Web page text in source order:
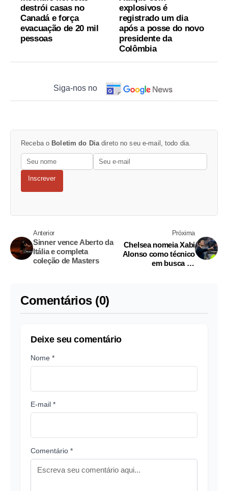
destrói casas no
Canadá e força
evacuação de 20 mil
pessoas
explosivos é
registrado um dia
após a posse do novo
presidente da
Colômbia
Siga-nos no
Receba o Boletim do Diadireto no seu e-mail, todo dia.
Inscrever
Anterior
Sinner vence Aberto da
Itália e completa
coleção de Masters
Próxima
Chelsea nomeia Xabi
Alonso como técnico
em busca de
Comentários (0)
Deixe seu comentário
Nome *
E-mail *
Comentário *